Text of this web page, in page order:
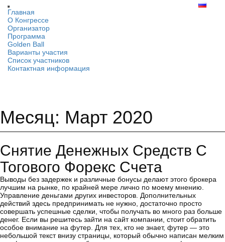
Главная
О Конгрессе
Организатор
Программа
Golden Ball
Варианты участия
Список участников
Контактная информация
Месяц: Март 2020
Снятие Денежных Средств С
Тогового Форекс Счета
Выводы без задержек и различные бонусы делают этого брокера
лучшим на рынке, по крайней мере лично по моему мнению.
Управление деньгами других инвесторов. Дополнительных
действий здесь предпринимать не нужно, достаточно просто
совершать успешные сделки, чтобы получать во много раз больше
денег. Если вы решитесь зайти на сайт компании, стоит обратить
особое внимание на футер. Для тех, кто не знает, футер — это
небольшой текст внизу страницы, который обычно написан мелким